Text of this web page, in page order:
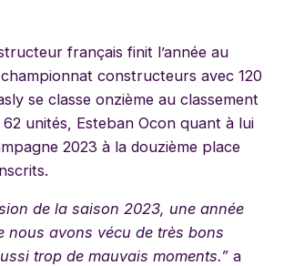
français finit l’année au
constructeurs avec 120
se classe onzième au classement
unités, Esteban Ocon quant à lui
2023 à la douzième place
de la saison 2023, une année
nous avons vécu de très bons
trop de mauvais moments.” a